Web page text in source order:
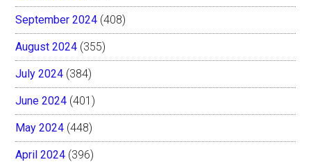
September 2024 (408)
August 2024 (355)
July 2024 (384)
June 2024 (401)
May 2024 (448)
April 2024 (396)